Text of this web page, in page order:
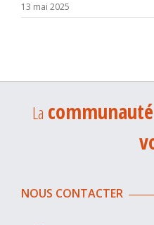
13 mai 2025
La
NOUS CONTACTER